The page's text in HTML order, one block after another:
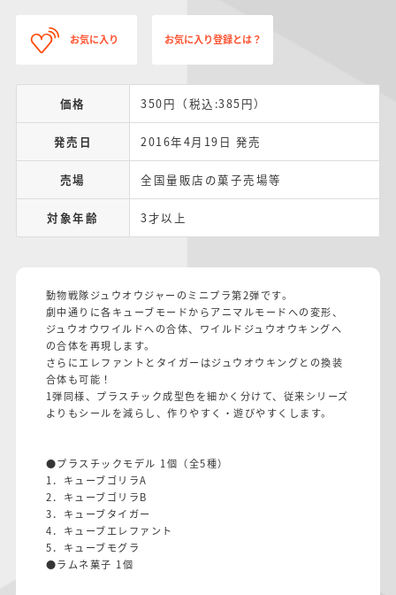
お気に入り お気に入り登録とは？
価格 350円（税込:385円）
発売日 2016年4月19日 発売
売場 全国量販店の菓子売場等
対象年齢 3才以上
動物戦隊ジュウオウジャーのミニプラ第2弾です。
劇中通りに各キューブモードからアニマルモードへの変形、
ジュウオウワイルドへの合体、ワイルドジュウオウキングへ
の合体を再現します。
さらにエレファントとタイガーはジュウオウキングとの換装
合体も可能！
1弾同様、プラスチック成型色を細かく分けて、従来シリーズ
よりもシールを減らし、作りやすく・遊びやすくします。
●プラスチックモデル 1個（全5種）
1．キューブゴリラA
2．キューブゴリラB
3．キューブタイガー
4．キューブエレファント
5．キューブモグラ
●ラムネ菓子 1個